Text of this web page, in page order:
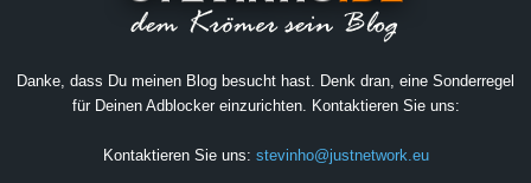
Danke, dass Du meinen Blog besucht hast. Denk dran, eine Sonderregel
für Deinen Adblocker einzurichten. Kontaktieren Sie uns:
Kontaktieren Sie uns: stevinho@justnetwork.eu